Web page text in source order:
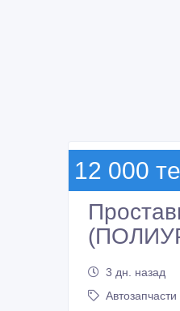
12 000
3 дн. назад
Автозапчасти